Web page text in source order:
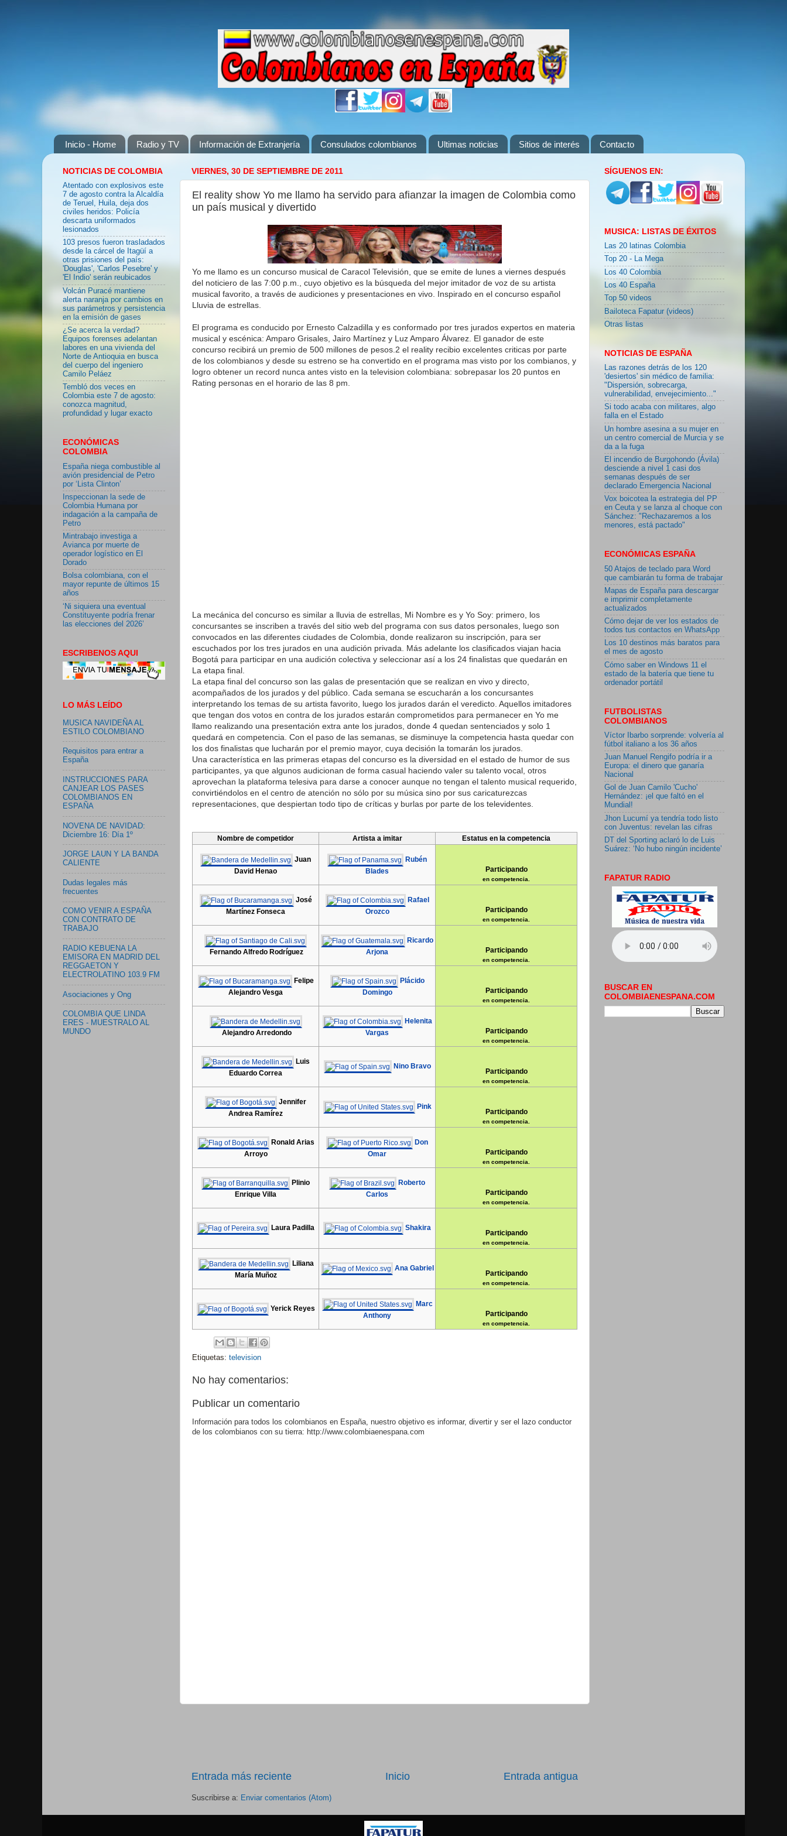
Inicio - Home Radio y TV Información de Extranjería Consulados colombianos Ultimas noticias Sitios de interés Contacto
VIERNES, 30 DE SEPTIEMBRE DE 2011
El reality show Yo me llamo ha servido para afianzar la imagen de Colombia como
un país musical y divertido
Yo me llamo es un concurso musical de Caracol Televisión, que se emite de lunes a viernes después
del noticiero de las 7:00 p.m., cuyo objetivo es la búsqueda del mejor imitador de voz de su artista
musical favorito, a través de audiciones y presentaciones en vivo. Inspirado en el concurso español
Lluvia de estrellas.
El programa es conducido por Ernesto Calzadilla y es conformado por tres jurados expertos en materia
musical y escénica: Amparo Grisales, Jairo Martínez y Luz Amparo Álvarez. El ganador de este
concurso recibirá un premio de 500 millones de pesos.2 el reality recibio excelentes criticas por parte
de los colombianos y desde su estreno se ha convertido en el programa mas visto por los combianos, y
logro obtener un record nunca antes visto en la television colombiana: sobrepasar los 20 puntos en
Rating personas en el horario de las 8 pm.
La mecánica del concurso es similar a lluvia de estrellas, Mi Nombre es y Yo Soy: primero, los
concursantes se inscriben a través del sitio web del programa con sus datos personales, luego son
convocados en las diferentes ciudades de Colombia, donde realizaron su inscripción, para ser
escuchados por los tres jurados en una audición privada. Más adelante los clasificados viajan hacia
Bogotá para participar en una audición colectiva y seleccionar así a los 24 finalistas que quedarán en
La etapa final.
La etapa final del concurso son las galas de presentación que se realizan en vivo y directo,
acompañados de los jurados y del público. Cada semana se escucharán a los concursantes
interpretando los temas de su artista favorito, luego los jurados darán el veredicto. Aquellos imitadores
que tengan dos votos en contra de los jurados estarán comprometidos para permanecer en Yo me
llamo realizando una presentación extra ante los jurados, donde 4 quedan sentenciados y solo 1
quedará en competencia. Con el paso de las semanas, se disminuye la competencia hasta quedar con
los dos finalistas que lucharán por el premio mayor, cuya decisión la tomarán los jurados.
Una característica en las primeras etapas del concurso es la diversidad en el estado de humor de sus
participantes, ya que algunos audicionan de forma casual haciendo valer su talento vocal, otros
aprovechan la plataforma telesiva para darse a conocer aunque no tengan el talento musical requerido,
convirtiéndolos en el centro de atención no sólo por su música sino por sus caricaturezcas
representaciones, que despiertan todo tipo de críticas y burlas por parte de los televidentes.
Nombre de competidor Artista a imitar Estatus en la competencia
Juan
David Henao
Rubén
Blades
Participando
en competencia.
José
Martínez Fonseca
Rafael
Orozco
Participando
en competencia.
Fernando Alfredo Rodríguez
Ricardo
Arjona
Participando
en competencia.
Felipe
Alejandro Vesga
Plácido
Domingo
Participando
en competencia.
Alejandro Arredondo
Helenita
Vargas
Participando
en competencia.
Luis
Eduardo Correa
Nino Bravo
Participando
en competencia.
Jennifer
Andrea Ramírez
Pink
Participando
en competencia.
Ronald Arias
Arroyo
Don
Omar
Participando
en competencia.
Plinio
Enrique Villa
Roberto
Carlos
Participando
en competencia.
Laura Padilla Shakira
Participando
en competencia.
Liliana
María Muñoz
Ana Gabriel
Participando
en competencia.
Yerick Reyes
Marc
Anthony
Participando
en competencia.
Etiquetas: television
No hay comentarios:
Publicar un comentario
Información para todos los colombianos en España, nuestro objetivo es informar, divertir y ser el lazo conductor
de los colombianos con su tierra: http://www.colombiaenespana.com
Entrada más reciente Entrada antigua
Inicio
Suscribirse a: Enviar comentarios (Atom)
NOTICIAS DE COLOMBIA
Atentado con explosivos este
7 de agosto contra la Alcaldía
de Teruel, Huila, deja dos
civiles heridos: Policía
descarta uniformados
lesionados
103 presos fueron trasladados
desde la cárcel de Itagüí a
otras prisiones del país:
'Douglas', 'Carlos Pesebre' y
'El Indio' serán reubicados
Volcán Puracé mantiene
alerta naranja por cambios en
sus parámetros y persistencia
en la emisión de gases
¿Se acerca la verdad?
Equipos forenses adelantan
labores en una vivienda del
Norte de Antioquia en busca
del cuerpo del ingeniero
Camilo Peláez
Tembló dos veces en
Colombia este 7 de agosto:
conozca magnitud,
profundidad y lugar exacto
ECONÓMICAS
COLOMBIA
España niega combustible al
avión presidencial de Petro
por ‘Lista Clinton’
Inspeccionan la sede de
Colombia Humana por
indagación a la campaña de
Petro
Mintrabajo investiga a
Avianca por muerte de
operador logístico en El
Dorado
Bolsa colombiana, con el
mayor repunte de últimos 15
años
‘Ni siquiera una eventual
Constituyente podría frenar
las elecciones del 2026’
ESCRIBENOS AQUI
LO MÁS LEÍDO
MUSICA NAVIDEÑA AL
ESTILO COLOMBIANO
Requisitos para entrar a
España
INSTRUCCIONES PARA
CANJEAR LOS PASES
COLOMBIANOS EN
ESPAÑA
NOVENA DE NAVIDAD:
Diciembre 16: Día 1º
JORGE LAUN Y LA BANDA
CALIENTE
Dudas legales más
frecuentes
COMO VENIR A ESPAÑA
CON CONTRATO DE
TRABAJO
RADIO KEBUENA LA
EMISORA EN MADRID DEL
REGGAETON Y
ELECTROLATINO 103.9 FM
Asociaciones y Ong
COLOMBIA QUE LINDA
ERES - MUESTRALO AL
MUNDO
SÍGUENOS EN:
MUSICA: LISTAS DE ÉXITOS
Las 20 latinas Colombia
Top 20 - La Mega
Los 40 Colombia
Los 40 España
Top 50 videos
Bailoteca Fapatur (videos)
Otras listas
NOTICIAS DE ESPAÑA
Las razones detrás de los 120
'desiertos' sin médico de familia:
"Dispersión, sobrecarga,
vulnerabilidad, envejecimiento..."
Si todo acaba con militares, algo
falla en el Estado
Un hombre asesina a su mujer en
un centro comercial de Murcia y se
da a la fuga
El incendio de Burgohondo (Ávila)
desciende a nivel 1 casi dos
semanas después de ser
declarado Emergencia Nacional
Vox boicotea la estrategia del PP
en Ceuta y se lanza al choque con
Sánchez: "Rechazaremos a los
menores, está pactado"
ECONÓMICAS ESPAÑA
50 Atajos de teclado para Word
que cambiarán tu forma de trabajar
Mapas de España para descargar
e imprimir completamente
actualizados
Cómo dejar de ver los estados de
todos tus contactos en WhatsApp
Los 10 destinos más baratos para
el mes de agosto
Cómo saber en Windows 11 el
estado de la batería que tiene tu
ordenador portátil
FUTBOLISTAS
COLOMBIANOS
Víctor Ibarbo sorprende: volvería al
fútbol italiano a los 36 años
Juan Manuel Rengifo podría ir a
Europa: el dinero que ganaría
Nacional
Gol de Juan Camilo 'Cucho'
Hernández: ¡el que faltó en el
Mundial!
Jhon Lucumí ya tendría todo listo
con Juventus: revelan las cifras
DT del Sporting aclaró lo de Luis
Suárez: ‘No hubo ningún incidente’
FAPATUR RADIO
BUSCAR EN
COLOMBIAENESPANA.COM